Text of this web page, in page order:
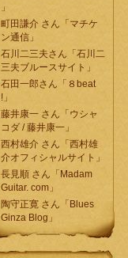
」
町田謙介 さん「マチケ
ン通信」
石川二三夫さん「石川二
三夫ブルースサイト」
石田一郎さん「８beat
!」
藤井康一 さん「ウシャ
コダ / 藤井康一」
西村雄介 さん「西村雄
介オフィシャルサイト」
長見順 さん「Madam
Guitar. com」
陶守正寛 さん「Blues
Ginza Blog」